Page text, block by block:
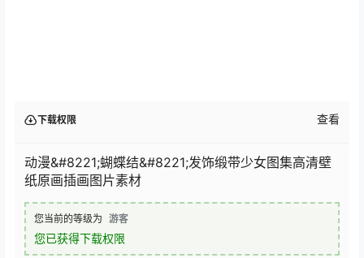
下载权限 查看
动漫&#8221;蝴蝶结&#8221;发饰缎带少女图集高清壁
纸原画插画图片素材
您当前的等级为 游客
您已获得下载权限